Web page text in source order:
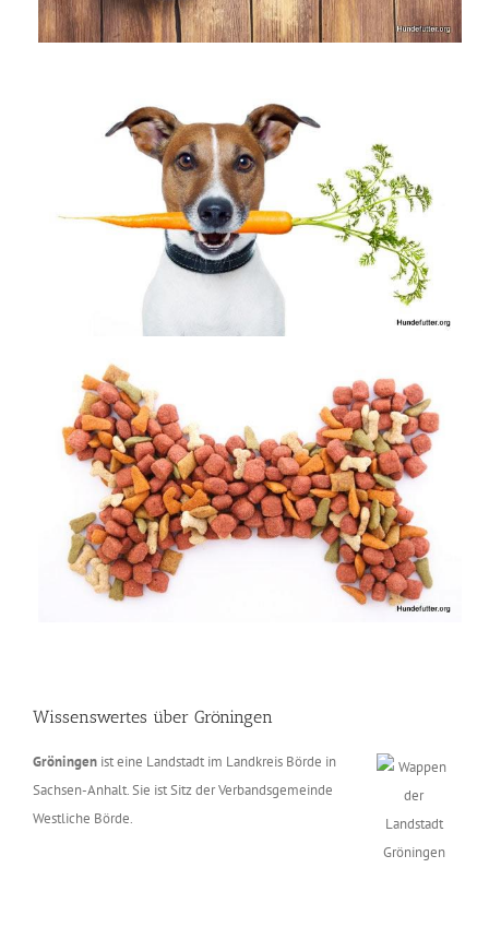
Wissenswertes über Gröningen
Gröningen ist eine Landstadt im Landkreis Börde in
Sachsen-Anhalt. Sie ist Sitz der Verbandsgemeinde
Westliche Börde.